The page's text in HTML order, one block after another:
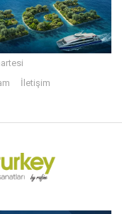
İletişim